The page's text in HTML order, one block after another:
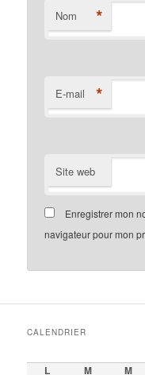
Nom *
E-mail *
Site web
Enregistrer mon
navigateur pour mon
CALENDRIER
L M M